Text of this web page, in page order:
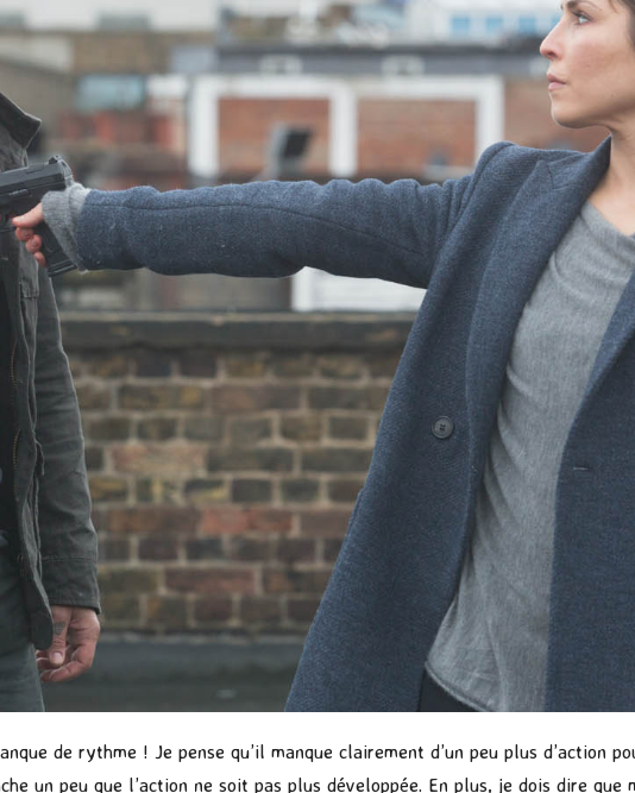
de rythme ! Je pense qu’il manque clairement d’un peu plus d’action
un peu que l’action ne soit pas plus développée. En plus, je dois dire